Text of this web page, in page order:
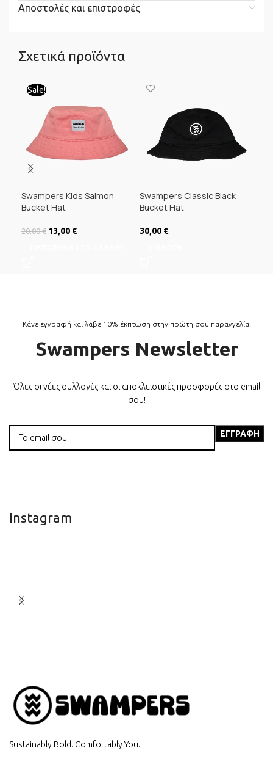
Αποστολές και επιστροφές
Σχετικά προϊόντα
Sale!
Swampers Kids Salmon
Bucket Hat
20,00€ Original price was:
13,00 €Η τρέχουσα
Swampers Classic Black
Bucket Hat
30,00 €
Κάνε εγγραφή και λάβε 10% έκπτωση στην πρώτη σου παραγγελία!
Swampers Newsletter
Όλες οι νέες συλλογές και οι αποκλειστικές προσφορές στο email
σου!
Instagram
Sustainably Bold. Comfortably You.